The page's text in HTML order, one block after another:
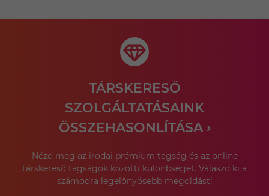
TÁRSKERESŐ
SZOLGÁLTATÁSAINK
ÖSSZEHASONLÍTÁSA ›
Nézd meg az irodai prémium tagság és az online
társkereső tagságok közötti különbséget. Válaszd ki a
számodra legelőnyösebb megoldást!